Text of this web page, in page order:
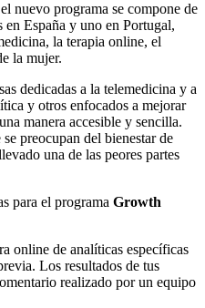
nuevo programa se compone de
España y uno en Portugal,
la terapia online, el
la mujer.
dedicadas a la telemedicina y a
y otros enfocados a mejorar
manera accesible y sencilla.
preocupan del bienestar de
una de las peores partes
para el programa Growth
online de analíticas específicas
Los resultados de tus
realizado por un equipo